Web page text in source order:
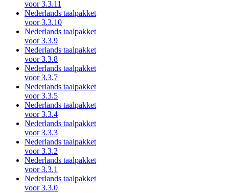
voor 3.3.11
Nederlands taalpakket
voor 3.3.10
Nederlands taalpakket
voor 3.3.9
Nederlands taalpakket
voor 3.3.8
Nederlands taalpakket
voor 3.3.7
Nederlands taalpakket
voor 3.3.5
Nederlands taalpakket
voor 3.3.4
Nederlands taalpakket
voor 3.3.3
Nederlands taalpakket
voor 3.3.2
Nederlands taalpakket
voor 3.3.1
Nederlands taalpakket
voor 3.3.0